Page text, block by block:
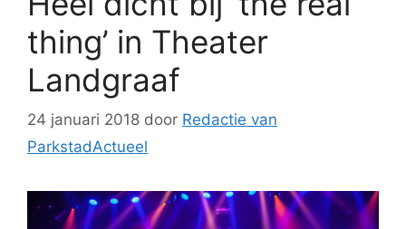
thing’ in Theater
Landgraaf
24 januari 2018 door Redactie van
ParkstadActueel